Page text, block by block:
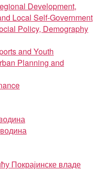
Development,
Local Self-Government
Policy, Demography
and Youth
Planning and
Покрајинске владе